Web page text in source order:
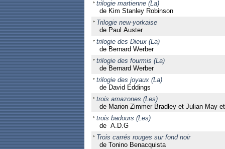
trilogie martienne (La)
de Kim Stanley Robinson
Trilogie new-yorkaise
de Paul Auster
trilogie des Dieux (La)
de Bernard Werber
trilogie des fourmis (La)
de Bernard Werber
trilogie des joyaux (La)
de David Eddings
trois amazones (Les)
de Marion Zimmer Bradley et Julian May
trois badours (Les)
de A.D.G
Trois carrés rouges sur fond noir
de Tonino Benacquista